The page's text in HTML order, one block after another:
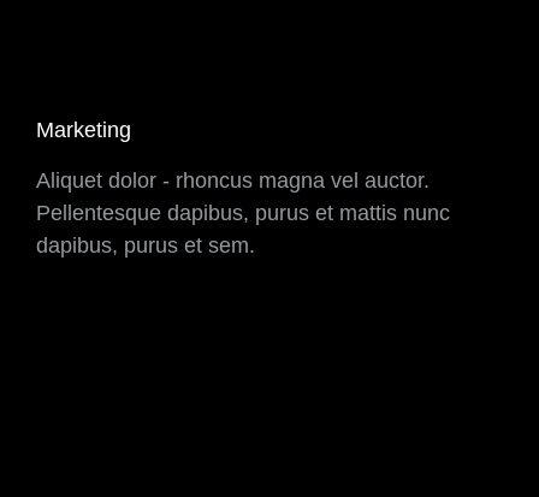
Marketing
Aliquet dolor - rhoncus magna vel auctor.
Pellentesque dapibus, purus et mattis nunc
dapibus, purus et sem.